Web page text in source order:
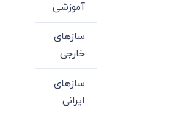
آموزشی
سازهای
خارجی
سازهای
ایرانی